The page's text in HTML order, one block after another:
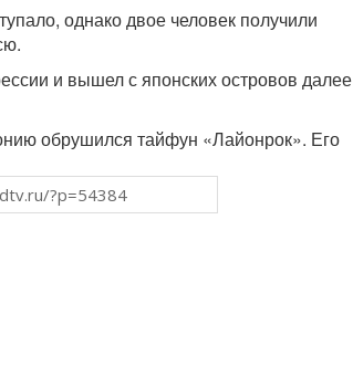
однако двое человек получили
и вышел с японских островов далее
обрушился тайфун «Лайонрок». Его